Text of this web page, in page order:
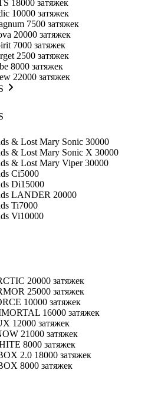
18000 затяжек
10000 затяжек
7500 затяжек
20000 затяжек
7000 затяжек
2500 затяжек
8000 затяжек
22000 затяжек
& Lost Mary Sonic 30000
& Lost Mary Sonic X 30000
& Lost Mary Viper 30000
Ci5000
Di15000
LANDER 20000
Ti7000
Vi10000
20000 затяжек
25000 затяжек
10000 затяжек
16000 затяжек
12000 затяжек
21000 затяжек
8000 затяжек
2.0 18000 затяжек
8000 затяжек